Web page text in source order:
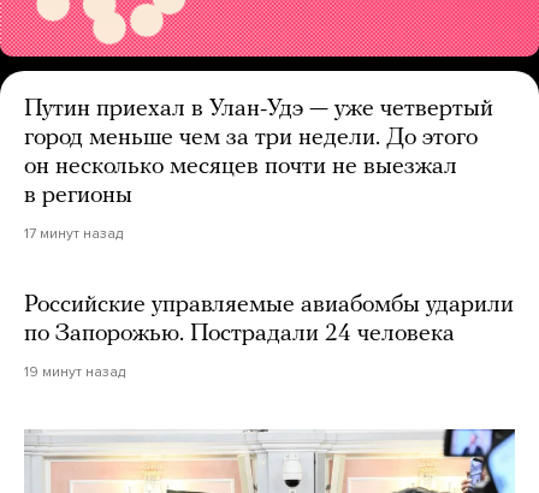
Путин приехал в Улан-Удэ — уже четвертый
город меньше чем за три недели. До этого
он несколько месяцев почти не выезжал
в регионы
17 минут назад
Российские управляемые авиабомбы ударили
по Запорожью. Пострадали 24 человека
19 минут назад